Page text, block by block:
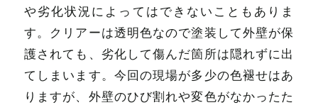
や劣化状況によってはできないこともありま
す。クリアーは透明色なので塗装して外壁が保
護されても、劣化して傷んだ箇所は隠れずに出
てしまいます。今回の現場が多少の色褪せはあ
りますが、外壁のひび割れや変色がなかったた